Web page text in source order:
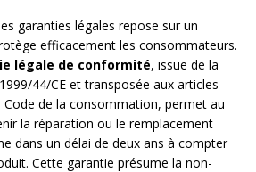
garanties légales repose sur un
efficacement les consommateurs.
légale de conformité, issue de la
44/CE et transposée aux articles
Code de la consommation, permet au
la réparation ou le remplacement
dans un délai de deux ans à compter
Cette garantie présume la non-